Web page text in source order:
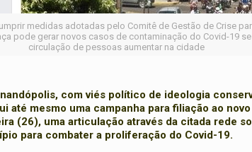
medidas adotadas pelo Comitê de Gestão de Crise
pode gerar novos casos de contaminação do Covid-19
circulação de pessoas aumentar na cidade
com viés político de ideologia
até mesmo uma campanha para filiação ao
(26), uma articulação através da citada rede
para combater a proliferação do Covid-19.